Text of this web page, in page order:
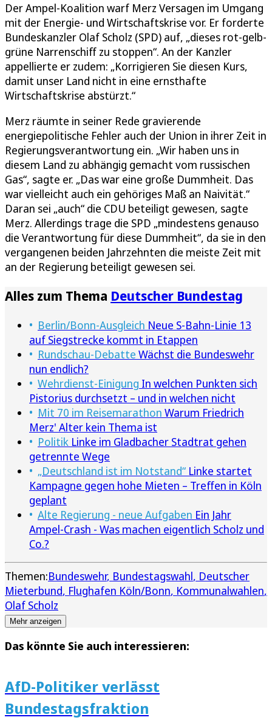
Der Ampel-Koalition warf Merz Versagen im Umgang
mit der Energie- und Wirtschaftskrise vor. Er forderte
Bundeskanzler Olaf Scholz (SPD) auf, „dieses rot-gelb-
grüne Narrenschiff zu stoppen“. An der Kanzler
appellierte er zudem: „Korrigieren Sie diesen Kurs,
damit unser Land nicht in eine ernsthafte
Wirtschaftskrise abstürzt.“
Merz räumte in seiner Rede gravierende
energiepolitische Fehler auch der Union in ihrer Zeit in
Regierungsverantwortung ein. „Wir haben uns in
diesem Land zu abhängig gemacht vom russischen
Gas“, sagte er. „Das war eine große Dummheit. Das
war vielleicht auch ein gehöriges Maß an Naivität.“
Daran sei „auch“ die CDU beteiligt gewesen, sagte
Merz. Allerdings trage die SPD „mindestens genauso
die Verantwortung für diese Dummheit“, da sie in den
vergangenen beiden Jahrzehnten die meiste Zeit mit
an der Regierung beteiligt gewesen sei.
Alles zum Thema Deutscher Bundestag
Berlin/Bonn-Ausgleich Neue S-Bahn-Linie 13
auf Siegstrecke kommt in Etappen
Rundschau-Debatte Wächst die Bundeswehr
nun endlich?
Wehrdienst-Einigung In welchen Punkten sich
Pistorius durchsetzt – und in welchen nicht
Mit 70 im Reisemarathon Warum Friedrich
Merz' Alter kein Thema ist
Politik Linke im Gladbacher Stadtrat gehen
getrennte Wege
„Deutschland ist im Notstand“ Linke startet
Kampagne gegen hohe Mieten – Treffen in Köln
geplant
Alte Regierung - neue Aufgaben Ein Jahr
Ampel-Crash - Was machen eigentlich Scholz und
Co.?
Themen:Bundeswehr Bundestagswahl Deutscher
Mieterbund Flughafen Köln/Bonn Kommunalwahlen
Olaf Scholz
Mehr anzeigen
Das könnte Sie auch interessieren:
AfD-Politiker verlässt
Bundestagsfraktion